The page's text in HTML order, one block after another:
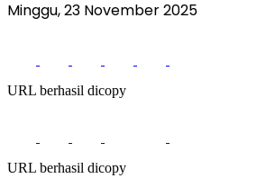
Minggu, 23 November 2025
URL berhasil dicopy
URL berhasil dicopy